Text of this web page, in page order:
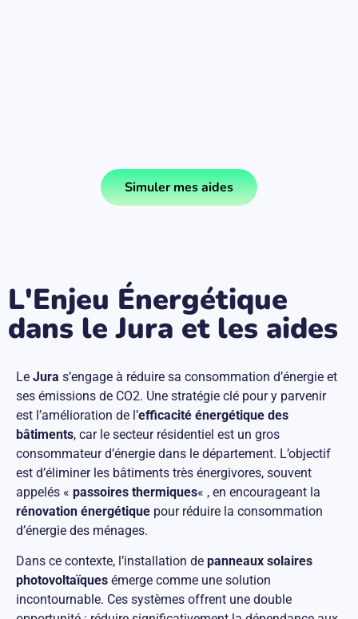
Simuler mes aides
L'Enjeu Énergétique
dans le Jura et les aides
Le Jura s’engage à réduire sa consommation d’énergie et
ses émissions de CO2. Une stratégie clé pour y parvenir
est l’amélioration de l’efficacité énergétique des
bâtiments, car le secteur résidentiel est un gros
consommateur d’énergie dans le département. L’objectif
est d’éliminer les bâtiments très énergivores, souvent
appelés « passoires thermiques« , en encourageant la
rénovation énergétique pour réduire la consommation
d’énergie des ménages.
Dans ce contexte, l’installation de panneaux solaires
photovoltaïques émerge comme une solution
incontournable. Ces systèmes offrent une double